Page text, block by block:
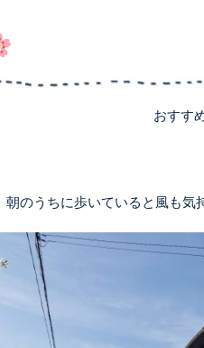
おすす
のうちに歩いていると風も気